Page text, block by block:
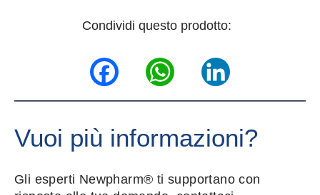
Condividi questo prodotto:
FacebookWhatsAppLinkedIn
Vuoi più informazioni?
Gli esperti Newpharm® ti supportano con